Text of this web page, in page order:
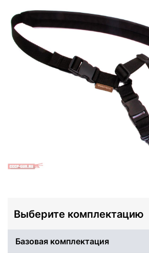
Выберите комплектацию
Базовая комплектация